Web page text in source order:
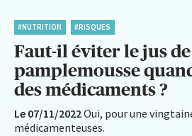
#NUTRITION #RISQUES
Faut-il éviter le jus de
pamplemousse
des médicaments ?
Le 07/11/2022Oui, pour une
médicamenteuses.